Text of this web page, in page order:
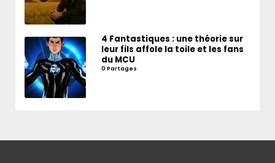
4 Fantastiques : une théorie sur
leur fils affole la toile et les fans
du MCU
0 Partages